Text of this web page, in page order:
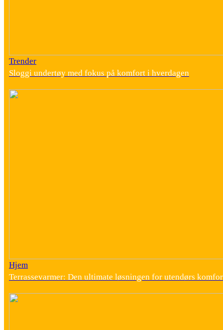
Trender
Sloggi undertøy med fokus på komfort i hverdagen
Hjem
Terrassevarmer: Den ultimate løsningen for utendørs